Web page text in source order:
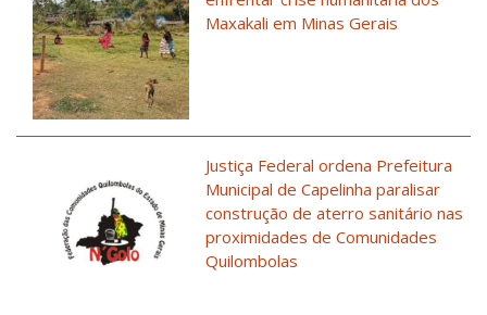
Maxakali em Minas Gerais
Justiça Federal ordena Prefeitura
Municipal de Capelinha paralisar
construção de aterro sanitário nas
proximidades de Comunidades
Quilombolas